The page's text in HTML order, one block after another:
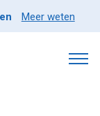
Meer weten